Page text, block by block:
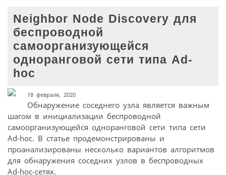
Neighbor Node Discovery для
беспроводной
самоорганизующейся
одноранговой сети типа Ad-
hoc
18 февраля, 2020
Обнаружение соседнего узла является важным
шагом в инициализации беспроводной
самоорганизующейся одноранговой сети типа сети
Ad-hoc. В статье продемонстрированы и
проанализированы несколько вариантов алгоритмов
для обнаружения соседних узлов в беспроводных
Ad-hoc-сетях.